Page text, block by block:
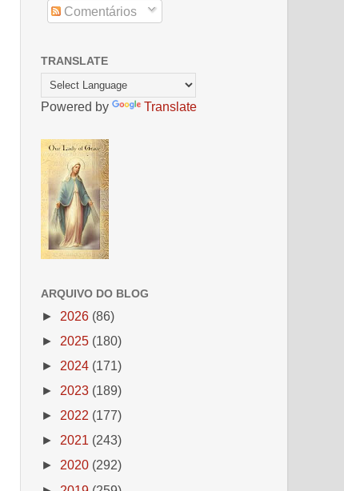
Comentários
TRANSLATE
Powered by Translate
ARQUIVO DO BLOG
► 2026 (86)
► 2025 (180)
► 2024 (171)
► 2023 (189)
► 2022 (177)
► 2021 (243)
► 2020 (292)